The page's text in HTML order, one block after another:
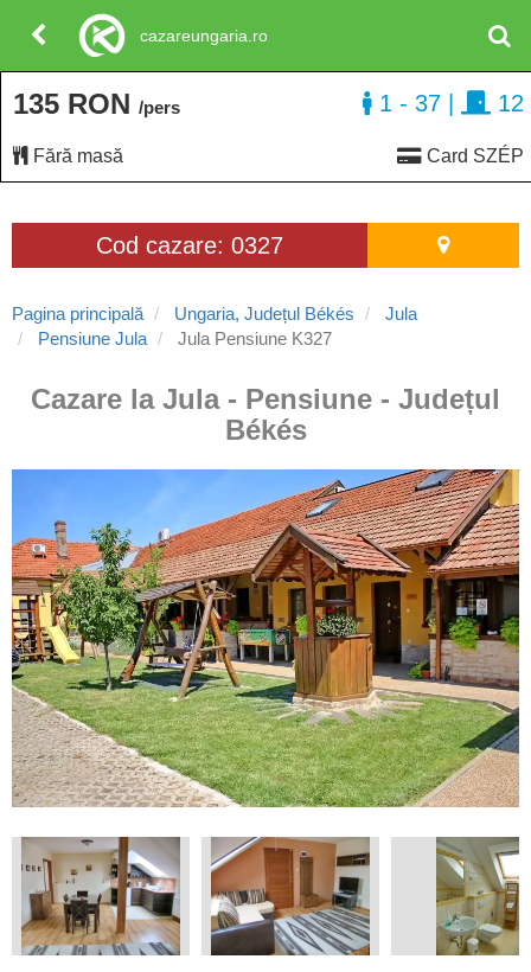
Cod cazare: 0327
Pagina principală Ungaria, Județul Békés
Jula
Pensiune Jula
Jula Pensiune K327
Cazare la Jula - Pensiune - Județul
Békés
135 RON /pers
Fără masă Card SZÉP
1 - 37 12
cazareungaria.ro